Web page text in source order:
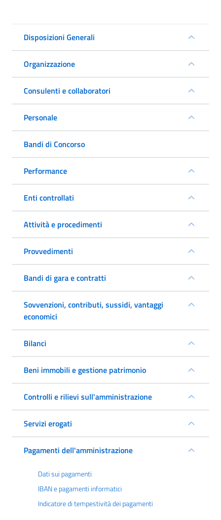
Disposizioni Generali
Organizzazione
Consulenti e collaboratori
Personale
Bandi di Concorso
Performance
Enti controllati
Attività e procedimenti
Provvedimenti
Bandi di gara e contratti
Sovvenzioni, contributi, sussidi, vantaggi
economici
Bilanci
Beni immobili e gestione patrimonio
Controlli e rilievi sull'amministrazione
Servizi erogati
Pagamenti dell'amministrazione
Dati sui pagamenti
IBAN e pagamenti informatici
Indicatore di tempestività dei pagamenti